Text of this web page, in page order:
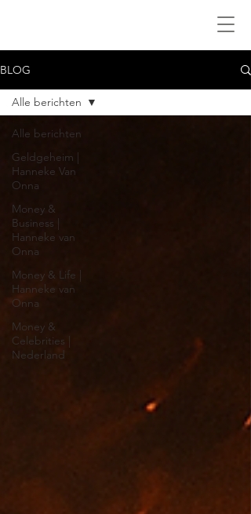
BLOG
Alle berichten
Geldgeheim |
Hanneke Van
Onna
Money &
Business |
Hanneke van
Onna
Money & Life |
Hanneke van
Onna
Money &
Celebrities |
Nederland
Alle berichten